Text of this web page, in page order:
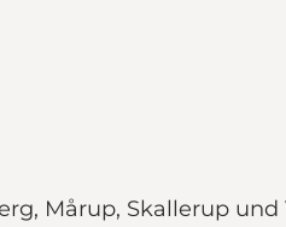
Mårup, Skallerup